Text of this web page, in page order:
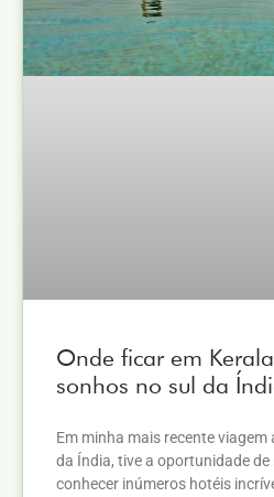
Onde ficar em
sonhos no sul da
Em minha mais recente viagem
da Índia, tive a oportunidade de
conhecer inúmeros hotéis